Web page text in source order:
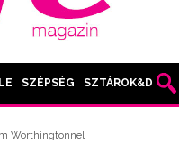
SZÉPSÉG SZTÁROK&DIVAT
Worthingtonnel